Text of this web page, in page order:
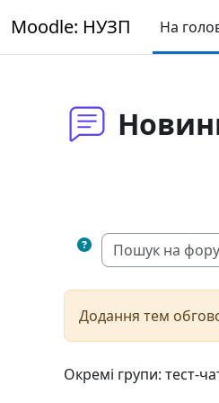
Moodle: НУЗП На
Додання тем
Окремі групи: тест-